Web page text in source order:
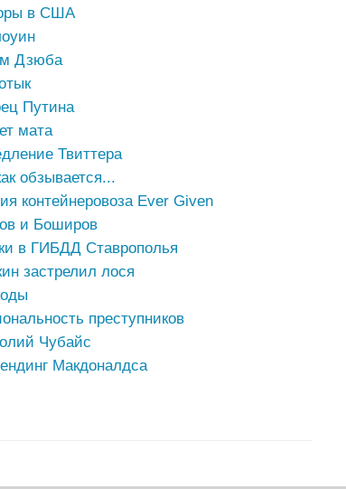
в США
Дзюба
Путина
мата
Твиттера
обзывается...
контейнеровоза Ever Given
и Боширов
в ГИБДД Ставрополья
застрелил лося
преступников
Чубайс
Макдоналдса